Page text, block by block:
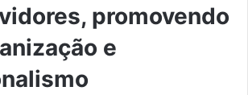
promovendo
e